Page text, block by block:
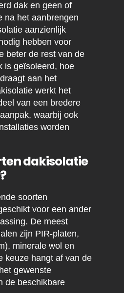
dak en geen of
na het aanbrengen
aanzienlijk
hebben voor
beter de rest van de
is geïsoleerd, hoe
aan het
werkt het
van een bredere
waarbij ook
worden
dakisolatie
soorten
voor een ander
De meest
zijn PIR-platen,
minerale wol en
keuze hangt af van de
gewenste
de beschikbare